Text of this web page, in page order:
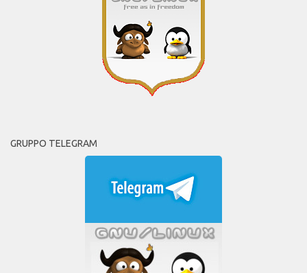
GRUPPO TELEGRAM